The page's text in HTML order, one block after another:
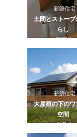
新築住宅
土間とストーブ
らし
三田市
新築住宅
大屋根の下のワ
空間
南丹市